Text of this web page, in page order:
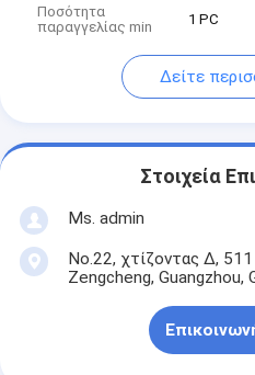
Ποσότητα
παραγγελίας min
1 PC
Δείτε
Στοιχεία
Ms. admin
No.22, χτίζοντας Δ,
Zengcheng, Guangzhou,